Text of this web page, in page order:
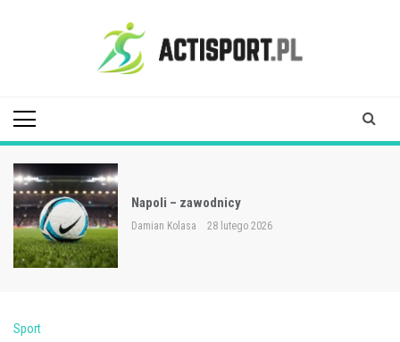
Napoli – zawodnicy
Damian Kolasa 28 lutego 2026
Sport